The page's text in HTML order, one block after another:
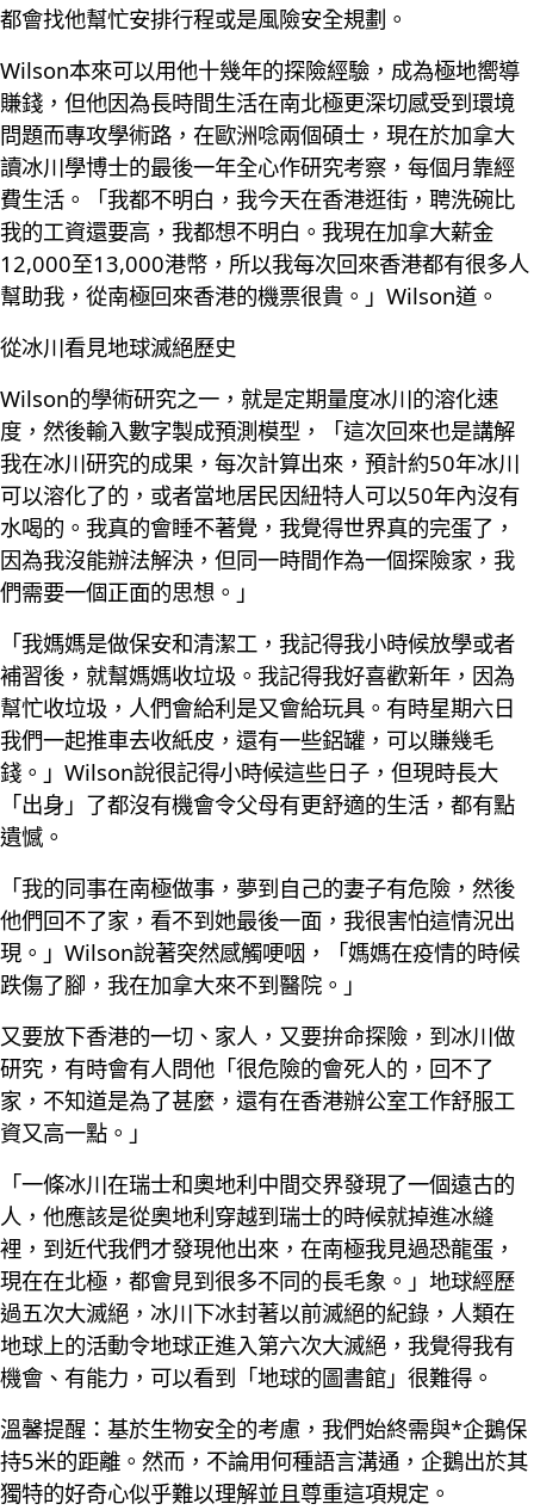
都會找他幫忙安排行程或是風險安全規劃。
Wilson本來可以用他十幾年的探險經驗，成為極地嚮導
賺錢，但他因為長時間生活在南北極更深切感受到環境
問題而專攻學術路，在歐洲唸兩個碩士，現在於加拿大
讀冰川學博士的最後一年全心作研究考察，每個月靠經
費生活。「我都不明白，我今天在香港逛街，聘洗碗比
我的工資還要高，我都想不明白。我現在加拿大薪金
12,000至13,000港幣，所以我每次回來香港都有很多人
幫助我，從南極回來香港的機票很貴。」Wilson道。
從冰川看見地球滅絕歷史
Wilson的學術研究之一，就是定期量度冰川的溶化速
度，然後輸入數字製成預測模型，「這次回來也是講解
我在冰川研究的成果，每次計算出來，預計約50年冰川
可以溶化了的，或者當地居民因紐特人可以50年內沒有
水喝的。我真的會睡不著覺，我覺得世界真的完蛋了，
因為我沒能辦法解決，但同一時間作為一個探險家，我
們需要一個正面的思想。」
「我媽媽是做保安和清潔工，我記得我小時候放學或者
補習後，就幫媽媽收垃圾。我記得我好喜歡新年，因為
幫忙收垃圾，人們會給利是又會給玩具。有時星期六日
我們一起推車去收紙皮，還有一些鋁罐，可以賺幾毛
錢。」Wilson說很記得小時候這些日子，但現時長大
「出身」了都沒有機會令父母有更舒適的生活，都有點
遺憾。
「我的同事在南極做事，夢到自己的妻子有危險，然後
他們回不了家，看不到她最後一面，我很害怕這情況出
現。」Wilson說著突然感觸哽咽，「媽媽在疫情的時候
跌傷了腳，我在加拿大來不到醫院。」
又要放下香港的一切、家人，又要拚命探險，到冰川做
研究，有時會有人問他「很危險的會死人的，回不了
家，不知道是為了甚麼，還有在香港辦公室工作舒服工
資又高一點。」
「一條冰川在瑞士和奧地利中間交界發現了一個遠古的
人，他應該是從奧地利穿越到瑞士的時候就掉進冰縫
裡，到近代我們才發現他出來，在南極我見過恐龍蛋，
現在在北極，都會見到很多不同的長毛象。」地球經歷
過五次大滅絕，冰川下冰封著以前滅絕的紀錄，人類在
地球上的活動令地球正進入第六次大滅絕，我覺得我有
機會、有能力，可以看到「地球的圖書館」很難得。
溫馨提醒：基於生物安全的考慮，我們始終需與*企鵝保
持5米的距離。然而，不論用何種語言溝通，企鵝出於其
獨特的好奇心似乎難以理解並且尊重這項規定。